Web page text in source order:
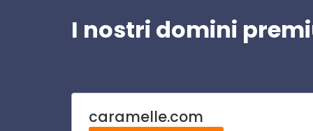
I nostri domini
caramelle.com